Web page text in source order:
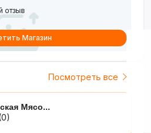
Посмотреть все
Мясо...
отзыв
Магазин